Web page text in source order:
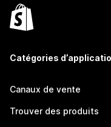
Catégories
Canaux de vente
Trouver des produits